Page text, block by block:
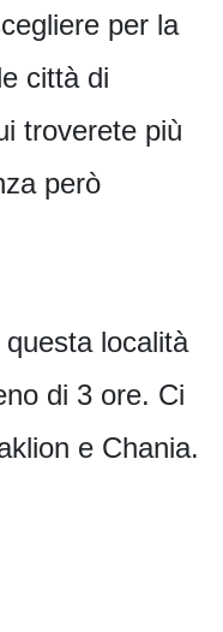
per la
città di
troverete più
però
località
di 3 ore. Ci
e Chania.